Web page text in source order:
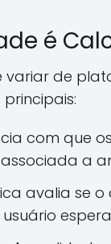
é
variar de
com que
a
avalia se